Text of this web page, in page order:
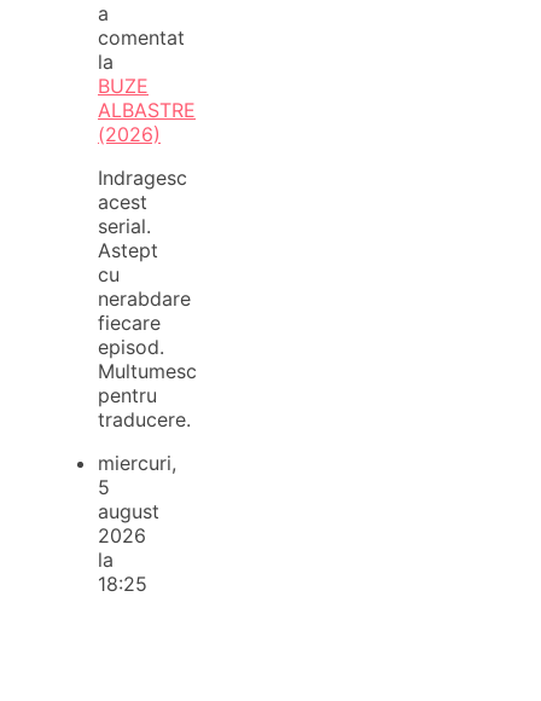
a
comentat
la
BUZE
ALBASTRE
(2026)
Indragesc
acest
serial.
Astept
cu
nerabdare
fiecare
episod.
Multumesc
pentru
traducere.
miercuri,
5
august
2026
la
18:25